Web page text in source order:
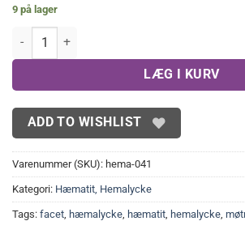
9 på lager
Møtrik perler i hæmatit antal
LÆG I KURV
ADD TO WISHLIST
Varenummer (SKU): hema-041
Kategori: Hæmatit, Hemalycke
Tags: facet hæmalycke hæmatit hemalycke